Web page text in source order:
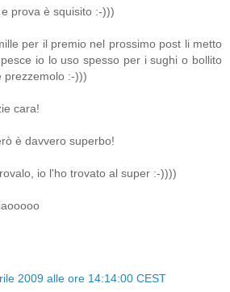
prova è squisito :-)))
per il premio nel prossimo post li metto
io lo uso spesso per i sughi o bollito
prezzemolo :-)))
cara!
è davvero superbo!
io l'ho trovato al super :-))))
2009 alle ore 14:14:00 CEST